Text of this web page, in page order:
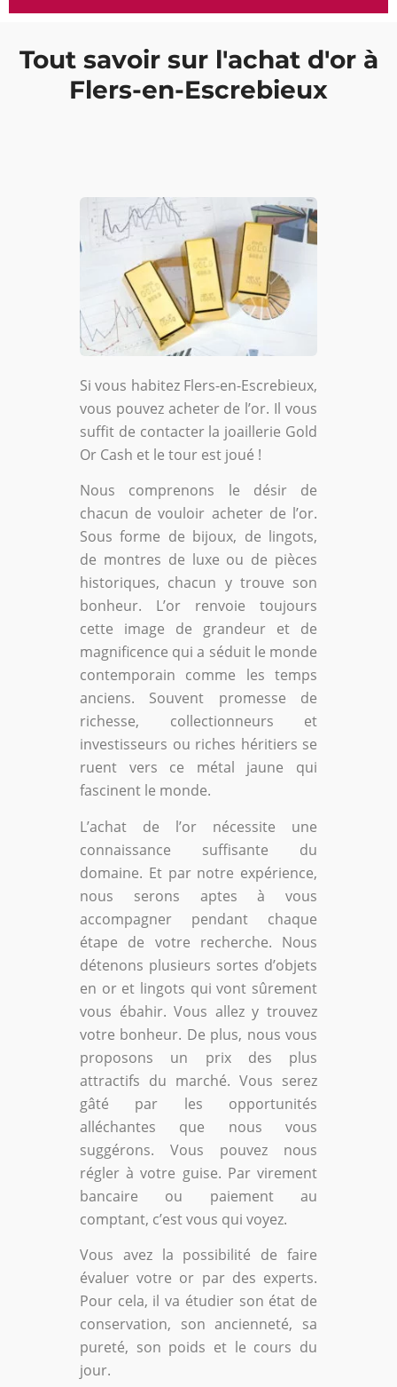
Tout savoir sur l'achat d'or à
Flers-en-Escrebieux
Si vous habitez Flers-en-Escrebieux,
vous pouvez acheter de l’or. Il vous
suffit de contacter la joaillerie Gold
Or Cash et le tour est joué !
Nous comprenons le désir de
chacun de vouloir acheter de l’or.
Sous forme de bijoux, de lingots,
de montres de luxe ou de pièces
historiques, chacun y trouve son
bonheur. L’or renvoie toujours
cette image de grandeur et de
magnificence qui a séduit le monde
contemporain comme les temps
anciens. Souvent promesse de
richesse, collectionneurs et
investisseurs ou riches héritiers se
ruent vers ce métal jaune qui
fascinent le monde.
L’achat de l’or nécessite une
connaissance suffisante du
domaine. Et par notre expérience,
nous serons aptes à vous
accompagner pendant chaque
étape de votre recherche. Nous
détenons plusieurs sortes d’objets
en or et lingots qui vont sûrement
vous ébahir. Vous allez y trouvez
votre bonheur. De plus, nous vous
proposons un prix des plus
attractifs du marché. Vous serez
gâté par les opportunités
alléchantes que nous vous
suggérons. Vous pouvez nous
régler à votre guise. Par virement
bancaire ou paiement au
comptant, c’est vous qui voyez.
Vous avez la possibilité de faire
évaluer votre or par des experts.
Pour cela, il va étudier son état de
conservation, son ancienneté, sa
pureté, son poids et le cours du
jour.